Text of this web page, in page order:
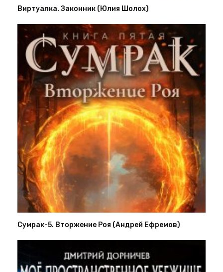
Виртуалка. Законник (Юлия Шолох)
Сумрак-5. Вторжение Роя (Андрей Ефремов)